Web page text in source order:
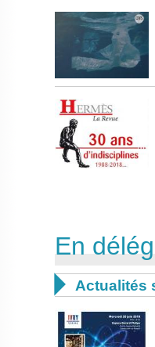
En
 Actualités